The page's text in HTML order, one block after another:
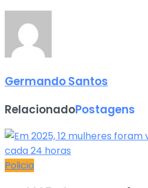
Germando Santos
RelacionadoPostagens
Policia